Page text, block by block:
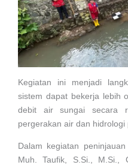
Kegiatan ini menjadi
sistem dapat bekerja lebih
debit air sungai secara
pergerakan air dan hidrologi
Dalam kegiatan
Muh. Taufik, S.Si., M.Si.,